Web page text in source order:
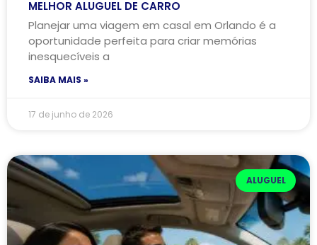
MELHOR ALUGUEL DE CARRO
Planejar uma viagem em casal em Orlando é a
oportunidade perfeita para criar memórias
inesquecíveis a
SAIBA MAIS »
17 de junho de 2026
ALUGUEL